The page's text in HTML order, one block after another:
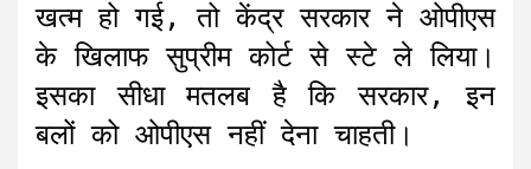
खत्म हो गई, तो केंद्र सरकार ने ओपीएस
के खिलाफ सुप्रीम कोर्ट से स्टे ले लिया।
इसका सीधा मतलब है कि सरकार, इन
बलों को ओपीएस नहीं देना चाहती।